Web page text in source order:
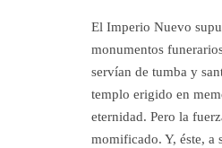
El Imperio Nuevo
monumentos
servían de tumba y
templo erigido en
eternidad. Pero la
momificado. Y, éste, a